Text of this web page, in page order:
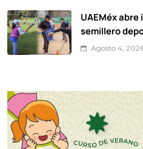
UAEMéx
semillero
Agosto 4,